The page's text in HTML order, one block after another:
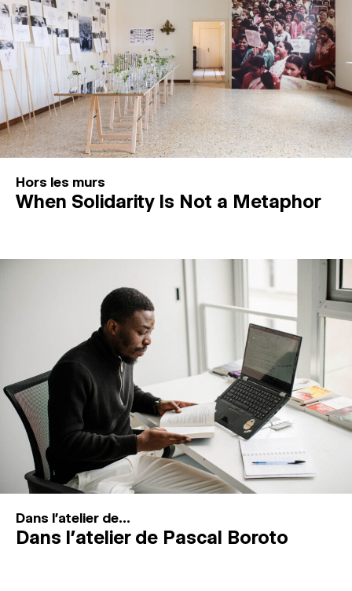
Hors les murs
When Solidarity Is Not a Metaphor
Dans l'atelier de...
Dans l’atelier de Pascal Boroto